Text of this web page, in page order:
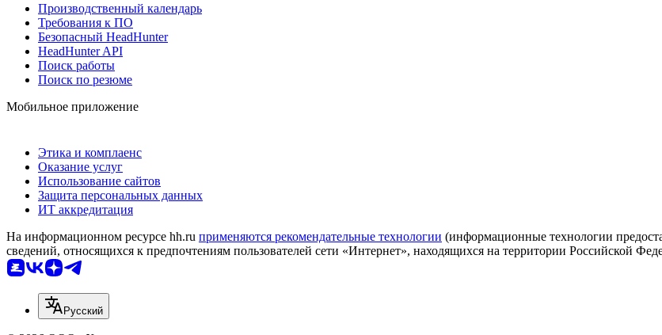
Производственный календарь
Требования к ПО
Безопасный HeadHunter
HeadHunter API
Поиск работы
Поиск по резюме
Мобильное приложение
Этика и комплаенс
Оказание услуг
Использование сайтов
Защита персональных данных
ИТ аккредитация
На информационном ресурсе hh.ru применяются рекомендательные технологии (информационные технологии
сведений, относящихся к предпочтениям пользователей сети «Интернет», находящихся на территории Российской
Русский